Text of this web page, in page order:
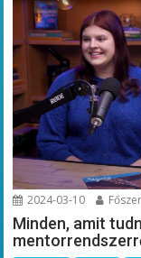
2024-03-10
Minden, amit